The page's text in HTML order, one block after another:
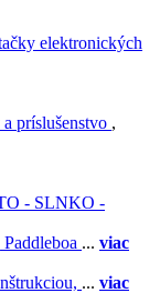
elektronických
príslušenstvo ,
- SLNKO -
Paddleboa ... viac
... viac